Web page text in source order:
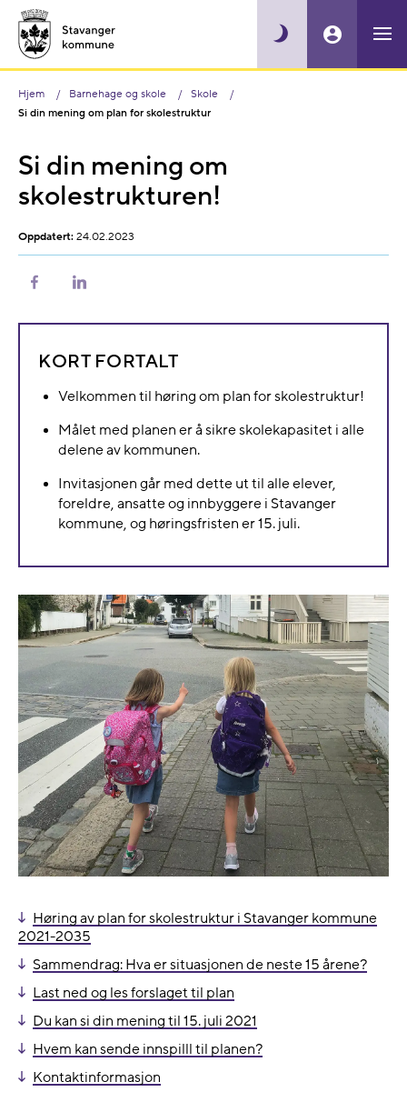
Hjem Barnehage og skole
Skole
Si din mening om plan for skolestruktur
Si din mening om
skolestrukturen!
Oppdatert: 24.02.2023
Del
Del
KORT FORTALT
Velkommen til høring om plan for skolestruktur!
Målet med planen er å sikre skolekapasitet i alle
delene av kommunen.
Invitasjonen går med dette ut til alle elever,
foreldre, ansatte og innbyggere i Stavanger
kommune, og høringsfristen er 15. juli.
Høring av plan for skolestruktur i Stavanger kommune
2021-2035
Sammendrag: Hva er situasjonen de neste 15 årene?
Last ned og les forslaget til plan
Du kan si din mening til 15. juli 2021
Hvem kan sende innspilll til planen?
Kontaktinformasjon